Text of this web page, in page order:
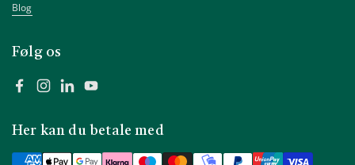
Blog
Følg os
FacebookInstagram
LinkedInYouTube
Her kan du betale med